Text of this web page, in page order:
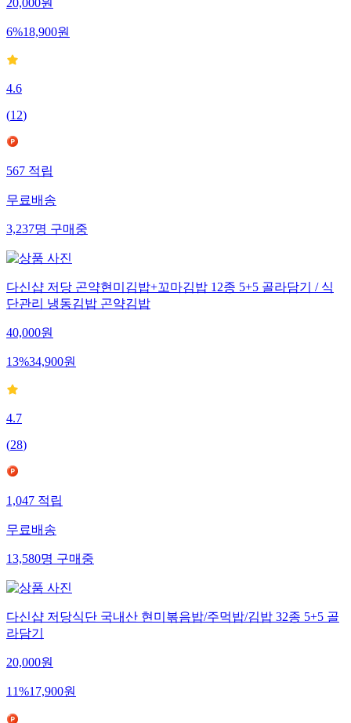
20,000원
6%18,900원
4.6
(12)
567적립
무료배송
3,237명구매중
다신샵 저당 곤약현미김밥+꼬마김밥 12종 5+5 골라담기 / 식
단관리 냉동김밥 곤약김밥
40,000원
13%34,900원
4.7
(28)
1,047적립
무료배송
13,580명구매중
다신샵 저당식단 국내산 현미볶음밥/주먹밥/김밥 32종 5+5 골
라담기
20,000원
11%17,900원